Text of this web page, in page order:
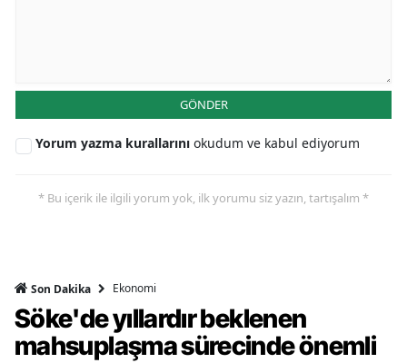
GÖNDER
Yorum yazma kurallarını okudum ve kabul ediyorum
* Bu içerik ile ilgili yorum yok, ilk yorumu siz yazın, tartışalım *
Son Dakika Ekonomi
Söke'de yıllardır beklenen
mahsuplaşma sürecinde önemli